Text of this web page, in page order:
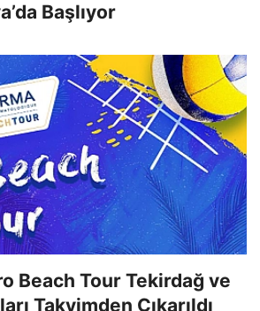
Başlıyor
Beach Tour Tekirdağ ve
Takvimden Çıkarıldı